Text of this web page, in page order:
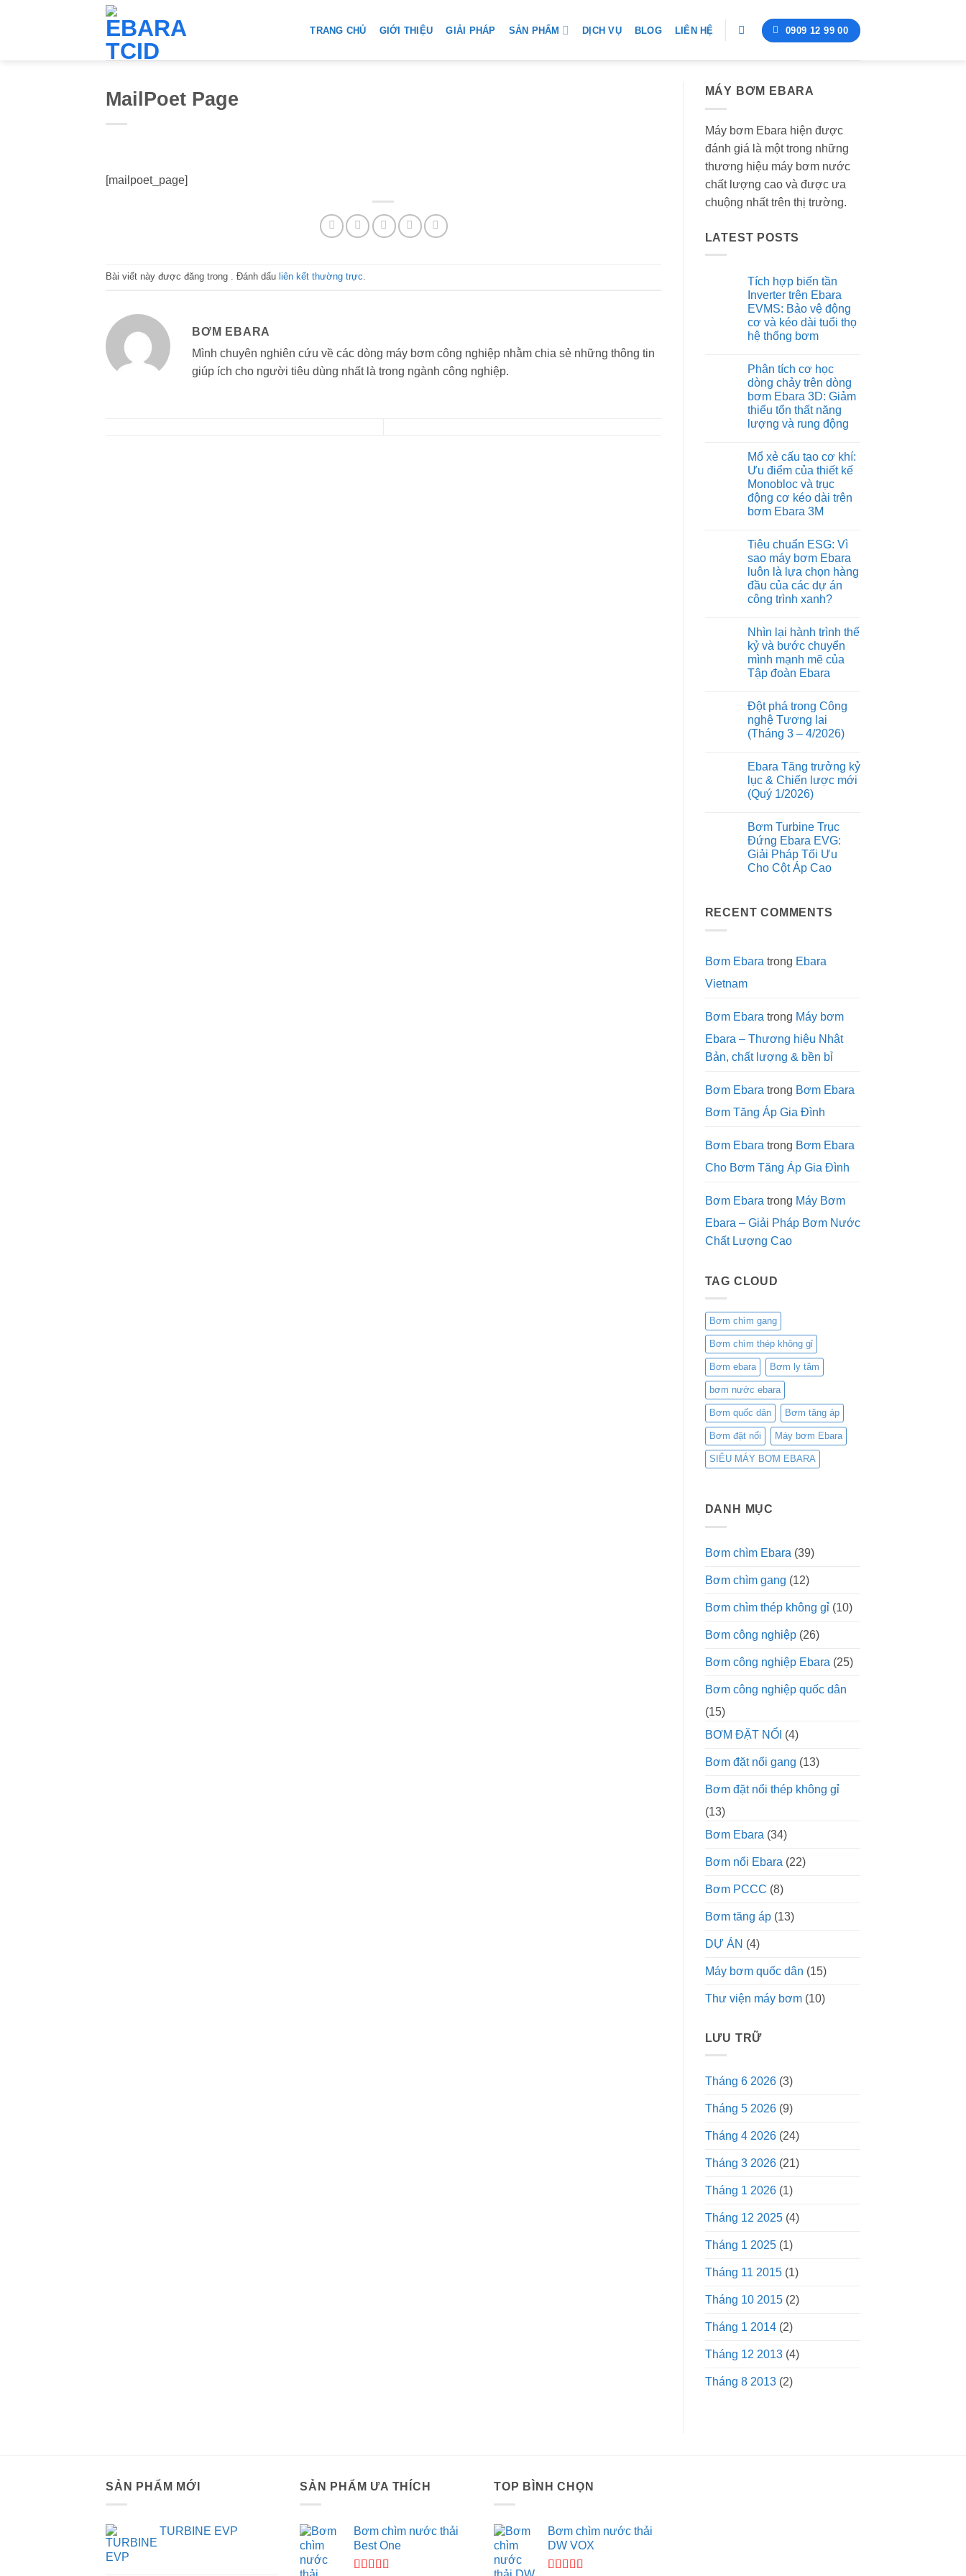
TRANG CHỦ GIỚI THIỆU GIẢI PHÁP SẢN PHẨM DỊCH VỤ BLOG LIÊN HỆ 0909 12 99 00
MailPoet Page
[mailpoet_page]
Bài viết này được đăng trong . Đánh dấu liên kết thường trực.
BƠM EBARA
Mình chuyên nghiên cứu về các dòng máy bơm công nghiệp nhằm chia sẻ những thông tin
giúp ích cho người tiêu dùng nhất là trong ngành công nghiệp.
MÁY BƠM EBARA
Máy bơm Ebara hiện được
đánh giá là một trong những
thương hiệu máy bơm nước
chất lượng cao và được ưa
chuộng nhất trên thị trường.
LATEST POSTS
Tích hợp biến tần
Inverter trên Ebara
EVMS: Bảo vệ động
cơ và kéo dài tuổi thọ
hệ thống bơm
bình
luận
ở
Tích
hợp
biến
tần
Ebara
EVMS:
Bảo
vệ
động
cơ
và
kéo
hệ
thống
bơm
Phân tích cơ học
dòng chảy trên dòng
bơm Ebara 3D: Giảm
thiểu tổn thất năng
lượng và rung động
bình
luận
ở
Phân
tích
cơ
học
trên
dòng
bơm
Ebara
3D:
Giảm
thiểu
tổn
lượng
và
rung
động
Mổ xẻ cấu tạo cơ khí:
Ưu điểm của thiết kế
Monobloc và trục
động cơ kéo dài trên
bơm Ebara 3M
bình
luận
ở
Mổ
xẻ
cấu
tạo
Ưu
điểm
của
thiết
kế
Monobloc
động
cơ
kéo
dài
trên
3M
Tiêu chuẩn ESG: Vì
sao máy bơm Ebara
luôn là lựa chọn hàng
đầu của các dự án
công trình xanh?
bình
luận
ở
Tiêu
chuẩn
ESG:
máy
bơm
Ebara
luôn
chọn
hàng
đầu
của
các
công
trình
xanh?
Nhìn lại hành trình thế
kỷ và bước chuyển
mình mạnh mẽ của
Tập đoàn Ebara
bình
luận
ở
Nhìn
trình
thế
kỷ
và
bước
mạnh
mẽ
của
Tập
đoàn
Ebara
Đột phá trong Công
nghệ Tương lai
(Tháng 3 – 4/2026)
bình
luận
ở
Đột
Công
nghệ
Tương
lai
(Tháng
3
Ebara Tăng trưởng kỷ
lục & Chiến lược mới
(Quý 1/2026)
bình
luận
ở
Ebara
Tăng
trưởng
Chiến
Bơm Turbine Trục
Đứng Ebara EVG:
Giải Pháp Tối Ưu
Cho Cột Áp Cao
luận
ở
Ebara
Giải
Ưu
Cho
Cao
RECENT COMMENTS
Bơm Ebara trong Ebara
Vietnam
Bơm Ebara trong Máy bơm
Ebara – Thương hiệu Nhật
Bản, chất lượng & bền bỉ
Bơm Ebara trong Bơm Ebara
Bơm Tăng Áp Gia Đình
Bơm Ebara trong Bơm Ebara
Cho Bơm Tăng Áp Gia Đình
Bơm Ebara trong Máy Bơm
Ebara – Giải Pháp Bơm Nước
Chất Lượng Cao
TAG CLOUD
Bơm chìm gang
Bơm chìm thép không gỉ
Bơm ebara Bơm ly tâm
bơm nước ebara
Bơm quốc dân Bơm tăng áp
Bơm đặt nổi Máy bơm Ebara
SIÊU MÁY BƠM EBARA
DANH MỤC
Bơm chìm Ebara (39)
Bơm chìm gang (12)
Bơm chìm thép không gỉ(10)
Bơm công nghiệp(26)
Bơm công nghiệp Ebara (25)
Bơm công nghiệp quốc dân
(15)
BƠM ĐẶT NỔI (4)
Bơm đặt nổi gang (13)
Bơm đặt nổi thép không gỉ
(13)
Bơm Ebara (34)
Bơm nổi Ebara (22)
Bơm PCCC (8)
Bơm tăng áp(13)
DỰ ÁN (4)
Máy bơm quốc dân (15)
Thư viện máy bơm(10)
LƯU TRỮ
Tháng 6 2026(3)
Tháng 5 2026(9)
Tháng 4 2026(24)
Tháng 3 2026(21)
Tháng 1 2026(1)
Tháng 12 2025(4)
Tháng 1 2025(1)
Tháng 11 2015(1)
Tháng 10 2015(2)
Tháng 1 2014(2)
Tháng 12 2013(4)
Tháng 8 2013(2)
SẢN PHẨM MỚI
TURBINE EVP
SẢN PHẨM ƯA THÍCH
Bơm chìm nước thải
Best One
TOP BÌNH CHỌN
Bơm chìm nước thải
DW VOX